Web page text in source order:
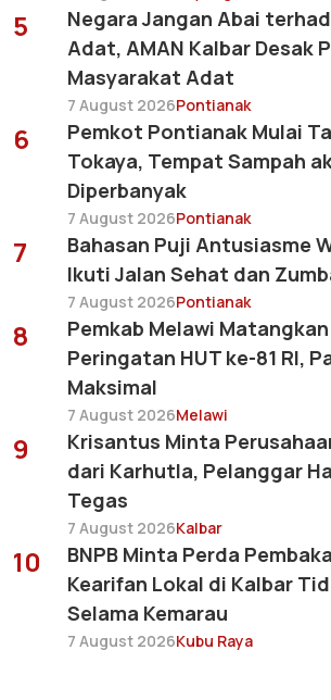
5
Negara Jangan Abai
Adat, AMAN Kalbar Desak
Masyarakat Adat
7 August 2026Pontianak
6
Pemkot Pontianak Mulai
Tokaya, Tempat Sampah
Diperbanyak
7 August 2026Pontianak
7
Bahasan Puji Antusiasme
Ikuti Jalan Sehat dan
7 August 2026Pontianak
8
Pemkab Melawi
Peringatan HUT ke-81 RI,
Maksimal
7 August 2026Melawi
9
Krisantus Minta
dari Karhutla, Pelanggar
Tegas
7 August 2026Kalbar
10
BNPB Minta Perda
Kearifan Lokal di Kalbar
Selama Kemarau
7 August 2026Kubu Raya